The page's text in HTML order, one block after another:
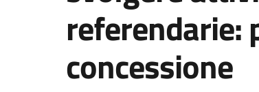
referendarie:
concessione